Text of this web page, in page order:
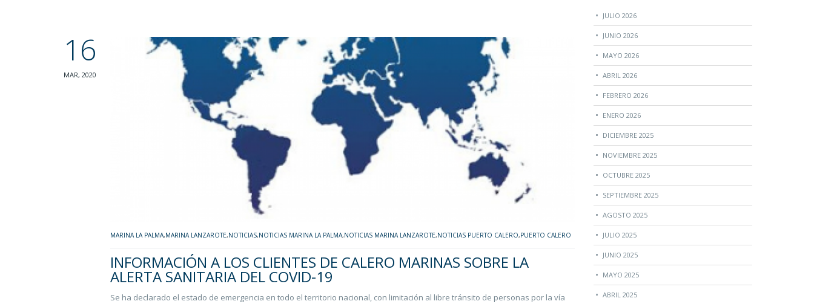
16
MAR, 2020
MARINA LA PALMA,MARINA LANZAROTE,NOTICIAS,NOTICIAS MARINA LA PALMA,NOTICIAS MARINA LANZAROTE,NOTICIAS PUERTO CALERO,PUERTO CALERO
INFORMACIÓN A LOS CLIENTES DE CALERO MARINAS SOBRE LA
ALERTA SANITARIA DEL COVID-19
Se ha declarado el estado de emergencia en todo el territorio nacional, con limitación al libre tránsito de personas por la vía
JULIO 2026
JUNIO 2026
MAYO 2026
ABRIL 2026
FEBRERO 2026
ENERO 2026
DICIEMBRE 2025
NOVIEMBRE 2025
OCTUBRE 2025
SEPTIEMBRE 2025
AGOSTO 2025
JULIO 2025
JUNIO 2025
MAYO 2025
ABRIL 2025